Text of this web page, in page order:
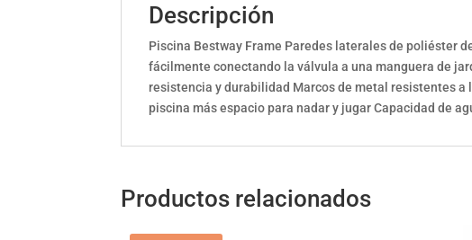
Descripción
Piscina Bestway Frame Paredes laterales de poliéster
fácilmente conectando la válvula a una manguera de
resistencia y durabilidad Marcos de metal resistentes
piscina más espacio para nadar y jugar Capacidad de
Productos relacionados